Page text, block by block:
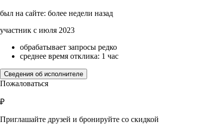
был на сайте: более недели назад
участник с июля 2023
обрабатывает запросы редко
среднее время отклика: 1 час
Сведения об исполнителе
Пожаловаться
₽
Приглашайте друзей и бронируйте со скидкой